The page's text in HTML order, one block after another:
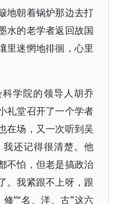
地朝着锅炉那边去打
水的老学者返回故国
里迷惘地徘徊，心里
学院的领导人胡乔
礼堂召开了一个学者
在场，又一次听到吴
还记得很清楚。他
不怕，但老是搞政治
。我紧跟不上呀，跟
”“名、洋、古”这六